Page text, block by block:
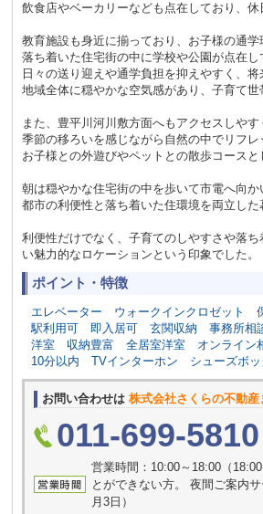
飲食店やベーカリーなども点在しており、
教育施設も身近に揃っており、お子様の通
落ち着いた住宅街の中に学校や公園が点在
日々の送り迎えや通学負担を抑えやすく、
地域全体に穏やかな空気感があり、子育て
また、豊平川河川敷方面へもアクセスしや
季節の移ろいを感じながら自然の中でリフ
お子様との外遊びやペットとの散歩コースと
朝は穏やかな住宅街の中を歩いて市電へ向
都市の利便性と落ち着いた住環境を両立した
利便性だけでなく、子育てのしやすさや落
い魅力的なロケーションという印象でした。
ポイント・特徴
エレベーター ウォークインクロゼット
駅利用可
即入居可 玄関収納 事務所相
洋室
収納豊富 全居室洋室 オンライン
10分以内
TVインターホン シューズボ
お問い合わせは 株式会社さくらの不動産
011-699-5810
営業時間：10:00～18:00（
とができない方。 夜間ご案内
月3日）